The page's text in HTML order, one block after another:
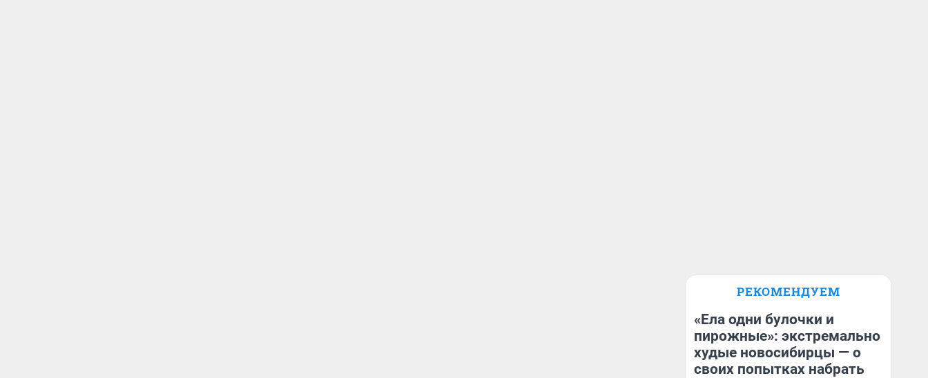
РЕКОМЕНДУЕМ
«Ела одни булочки и
пирожные»: экстремально
худые новосибирцы — о
своих попытках набрать